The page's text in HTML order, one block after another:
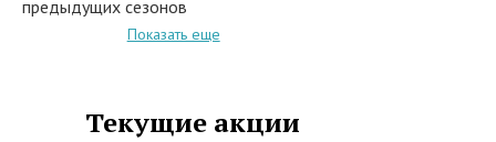
предыдущих сезонов
педоставляются скидки до 70%.
• Платья и юбки
Показать еще
Текущие акции